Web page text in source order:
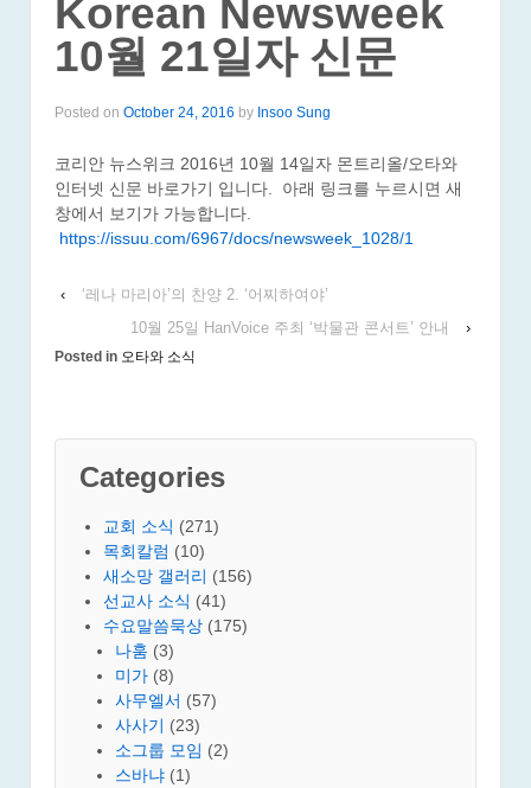
Korean Newsweek
10월 21일자 신문
Posted on October 24, 2016 by Insoo Sung
코리안 뉴스위크 2016년 10월 14일자 몬트리올/오타와
인터넷 신문 바로가기 입니다. 아래 링크를 누르시면 새
창에서 보기가 가능합니다.
https://issuu.com/6967/docs/newsweek_1028/1
‹
‘레나 마리아’의 찬양 2. ‘어찌하여야’
10월 25일 HanVoice 주최 ‘박물관 콘서트’ 안내
›
Posted in 오타와 소식
Categories
교회 소식 (271)
목회칼럼 (10)
새소망 갤러리 (156)
선교사 소식 (41)
수요말씀묵상 (175)
나훔 (3)
미가 (8)
사무엘서 (57)
사사기 (23)
소그룹 모임 (2)
스바냐 (1)